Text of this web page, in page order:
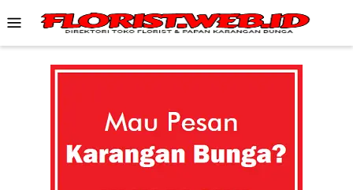
to
content
Mobile
Menu